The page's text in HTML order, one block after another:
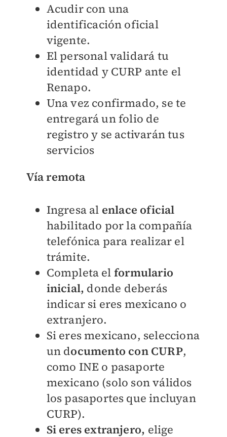
Acudir con una
identificación oficial
vigente.
El personal validará tu
identidad y CURP ante el
Renapo.
Una vez confirmado, se te
entregará un folio de
registro y se activarán tus
servicios
Vía remota
Ingresa al enlace oficial
habilitado por la compañía
telefónica para realizar el
trámite.
Completa el formulario
inicial, donde deberás
indicar si eres mexicano o
extranjero.
Si eres mexicano, selecciona
un documento con CURP,
como INE o pasaporte
mexicano (solo son válidos
los pasaportes que incluyan
CURP).
Si eres extranjero, elige